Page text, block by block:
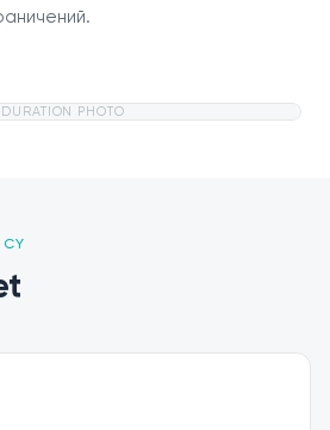
DURATION PHOTO